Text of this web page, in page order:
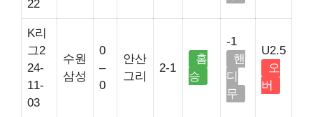
22
K리
그2
24-
11-
03
수원
삼성
0
–
0
안산
그리
2-1
홈
승
-1
핸
디
무
U2.5
오
버